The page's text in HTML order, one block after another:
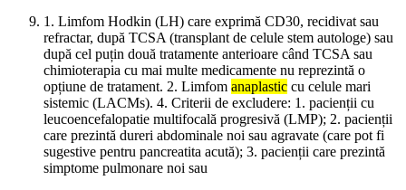
1. Limfom Hodkin (LH) care exprimă CD30, recidivat sau
refractar, după TCSA (transplant de celule stem autologe) sau
după cel puțin două tratamente anterioare când TCSA sau
chimioterapia cu mai multe medicamente nu reprezintă o
opțiune de tratament. 2. Limfom anaplastic cu celule mari
sistemic (LACMs). 4. Criterii de excludere: 1. pacienții cu
leucoencefalopatie multifocală progresivă (LMP); 2. pacienții
care prezintă dureri abdominale noi sau agravate (care pot fi
sugestive pentru pancreatita acută); 3. pacienții care prezintă
simptome pulmonare noi sau